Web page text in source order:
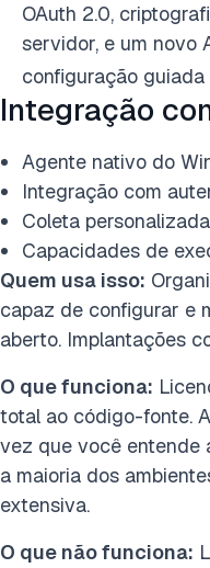
OAuth 2.0,
servidor, e um novo
configuração guiada
Integração
Agente nativo do
Integração com
Coleta
Capacidades de
Quem usa isso:
capaz de configurar e
aberto. Implantações
O que funciona:
total ao código-fonte.
vez que você entende
a maioria dos
extensiva.
O que não funciona: